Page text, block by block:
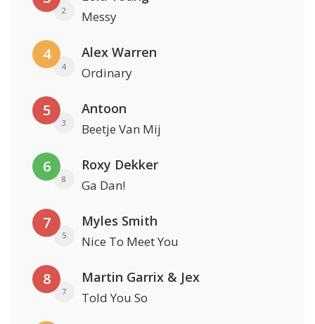
2 Messy
4
4
Alex Warren
Ordinary
5
3
Antoon
Beetje Van Mij
6
8
Roxy Dekker
Ga Dan!
7
5
Myles Smith
Nice To Meet You
8
7
Martin Garrix & Jex
Told You So